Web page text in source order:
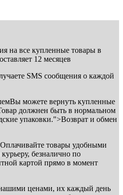
на все купленные товары в
12 месяцев
SMS сообщения о каждой
Вы можете вернуть купленные
должнен быть в нормальном
упаковки.">Возврат и обмен
Оплачивайте товары удобными
безналично по
картой прямо в момент
ценами, их каждый день